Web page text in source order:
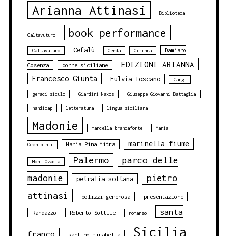
Arianna Attinasi Biblioteca
Caltavuturo book performance
Caltavuturo Cefalù Cerda Ciminna Damiano
Cosenza donne siciliane EDIZIONI ARIANNA
Francesco Giunta Fulvia Toscano Gangi
geraci siculo Giardini Naxos Giuseppe Giovanni Battaglia
handicap letteratura lingua siciliana
Madonie marcella brancaforte Maria
Occhipinti Maria Pina Mitra marinella fiume
Moni Ovadia Palermo
parco delle
madonie
petralia sottana
pietro
attinasi
polizzi generosa presentazione
Randazzo Roberto Sottile romanzo santa
Sicilia